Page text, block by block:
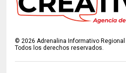
©2026 Adrenalina Informativo Regional
Todos los derechos reservados.